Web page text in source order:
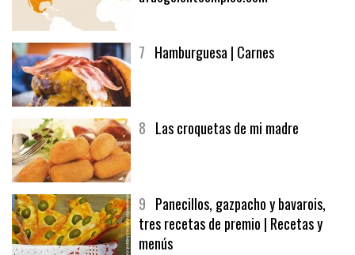
7 Hamburguesa | Carnes
8 Las croquetas de mi madre
9 Panecillos, gazpacho y bavarois,
tres recetas de premio | Recetas y
menús